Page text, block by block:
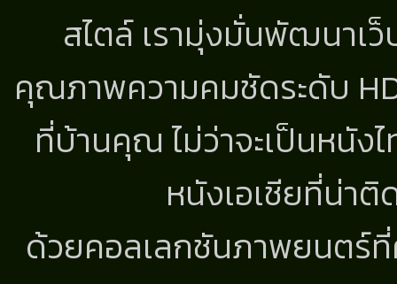
สไตล์ เรามุ่งมั่นพัฒนาเ
คุณภาพความคมชัดระดับ
ที่บ้านคุณ ไม่ว่าจะเป็นหนั
หนังเอเชียที่น่า
ด้วยคอลเลกชันภาพยนตร์